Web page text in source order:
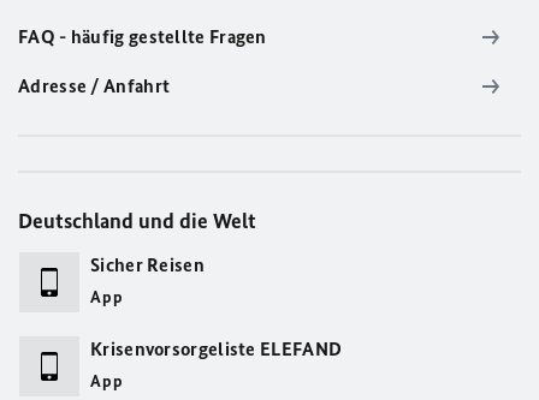
FAQ - häufig gestellte Fragen
Adresse / Anfahrt
Deutschland und die Welt
Sicher Reisen
App
Krisenvorsorgeliste ELEFAND
App